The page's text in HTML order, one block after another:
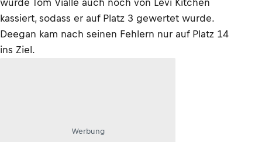
wurde Tom Vialle auch noch von Levi Kitchen
kassiert, sodass er auf Platz 3 gewertet wurde.
Deegan kam nach seinen Fehlern nur auf Platz 14
ins Ziel.
Werbung